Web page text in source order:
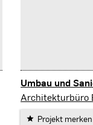
Umbau und
Erfurt
Architekturbüro
Projekt merken